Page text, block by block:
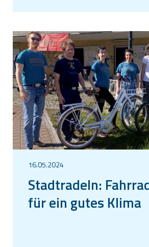
16.05.2024
Stadtradeln:
für ein gutes Klima